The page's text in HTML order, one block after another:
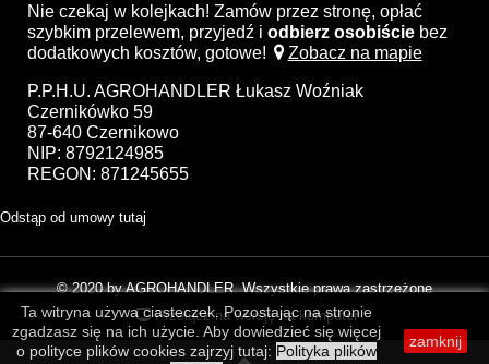
Ta witryna używa ciasteczek. Pozostając na stronie
zgadzasz się na ich użycie. Aby dowiedzieć się więcej
o polityce plików cookies zajrzyj tutaj: Polityka plików
zamknij
Nie czekaj w kolejkach! Zamów przez stronę, opłać
szybkim przelewem, przyjedź i odbierz osobiście bez
dodatkowych kosztów, gotowe!
Zobacz na mapie
P.P.H.U. AGROHANDLER Łukasz Woźniak
Czernikówko 59
87-640 Czernikowo
NIP: 8792124985
REGON: 871245655
Odstąp od umowy tutaj
© 2020 by AGROHANDLER. Wszystkie prawa zastrzeżone
Przełącz na wersję na komputer